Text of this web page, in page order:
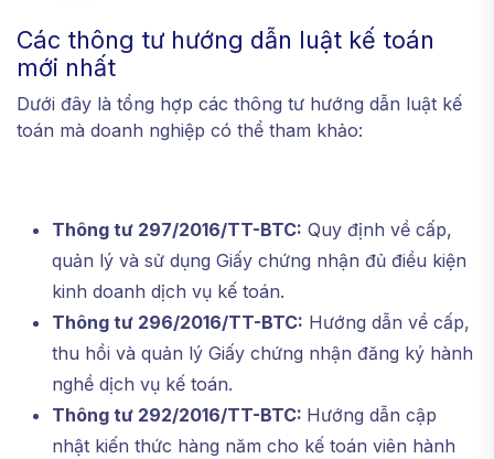
Các thông tư hướng dẫn luật kế toán
mới nhất
Dưới đây là tổng hợp các thông tư hướng dẫn luật kế
toán mà doanh nghiệp có thể tham khảo:
Thông tư 297/2016/TT-BTC: Quy định về cấp,
quản lý và sử dụng Giấy chứng nhận đủ điều kiện
kinh doanh dịch vụ kế toán.
Thông tư 296/2016/TT-BTC: Hướng dẫn về cấp,
thu hồi và quản lý Giấy chứng nhận đăng ký hành
nghề dịch vụ kế toán.
Thông tư 292/2016/TT-BTC: Hướng dẫn cập
nhật kiến thức hàng năm cho kế toán viên hành